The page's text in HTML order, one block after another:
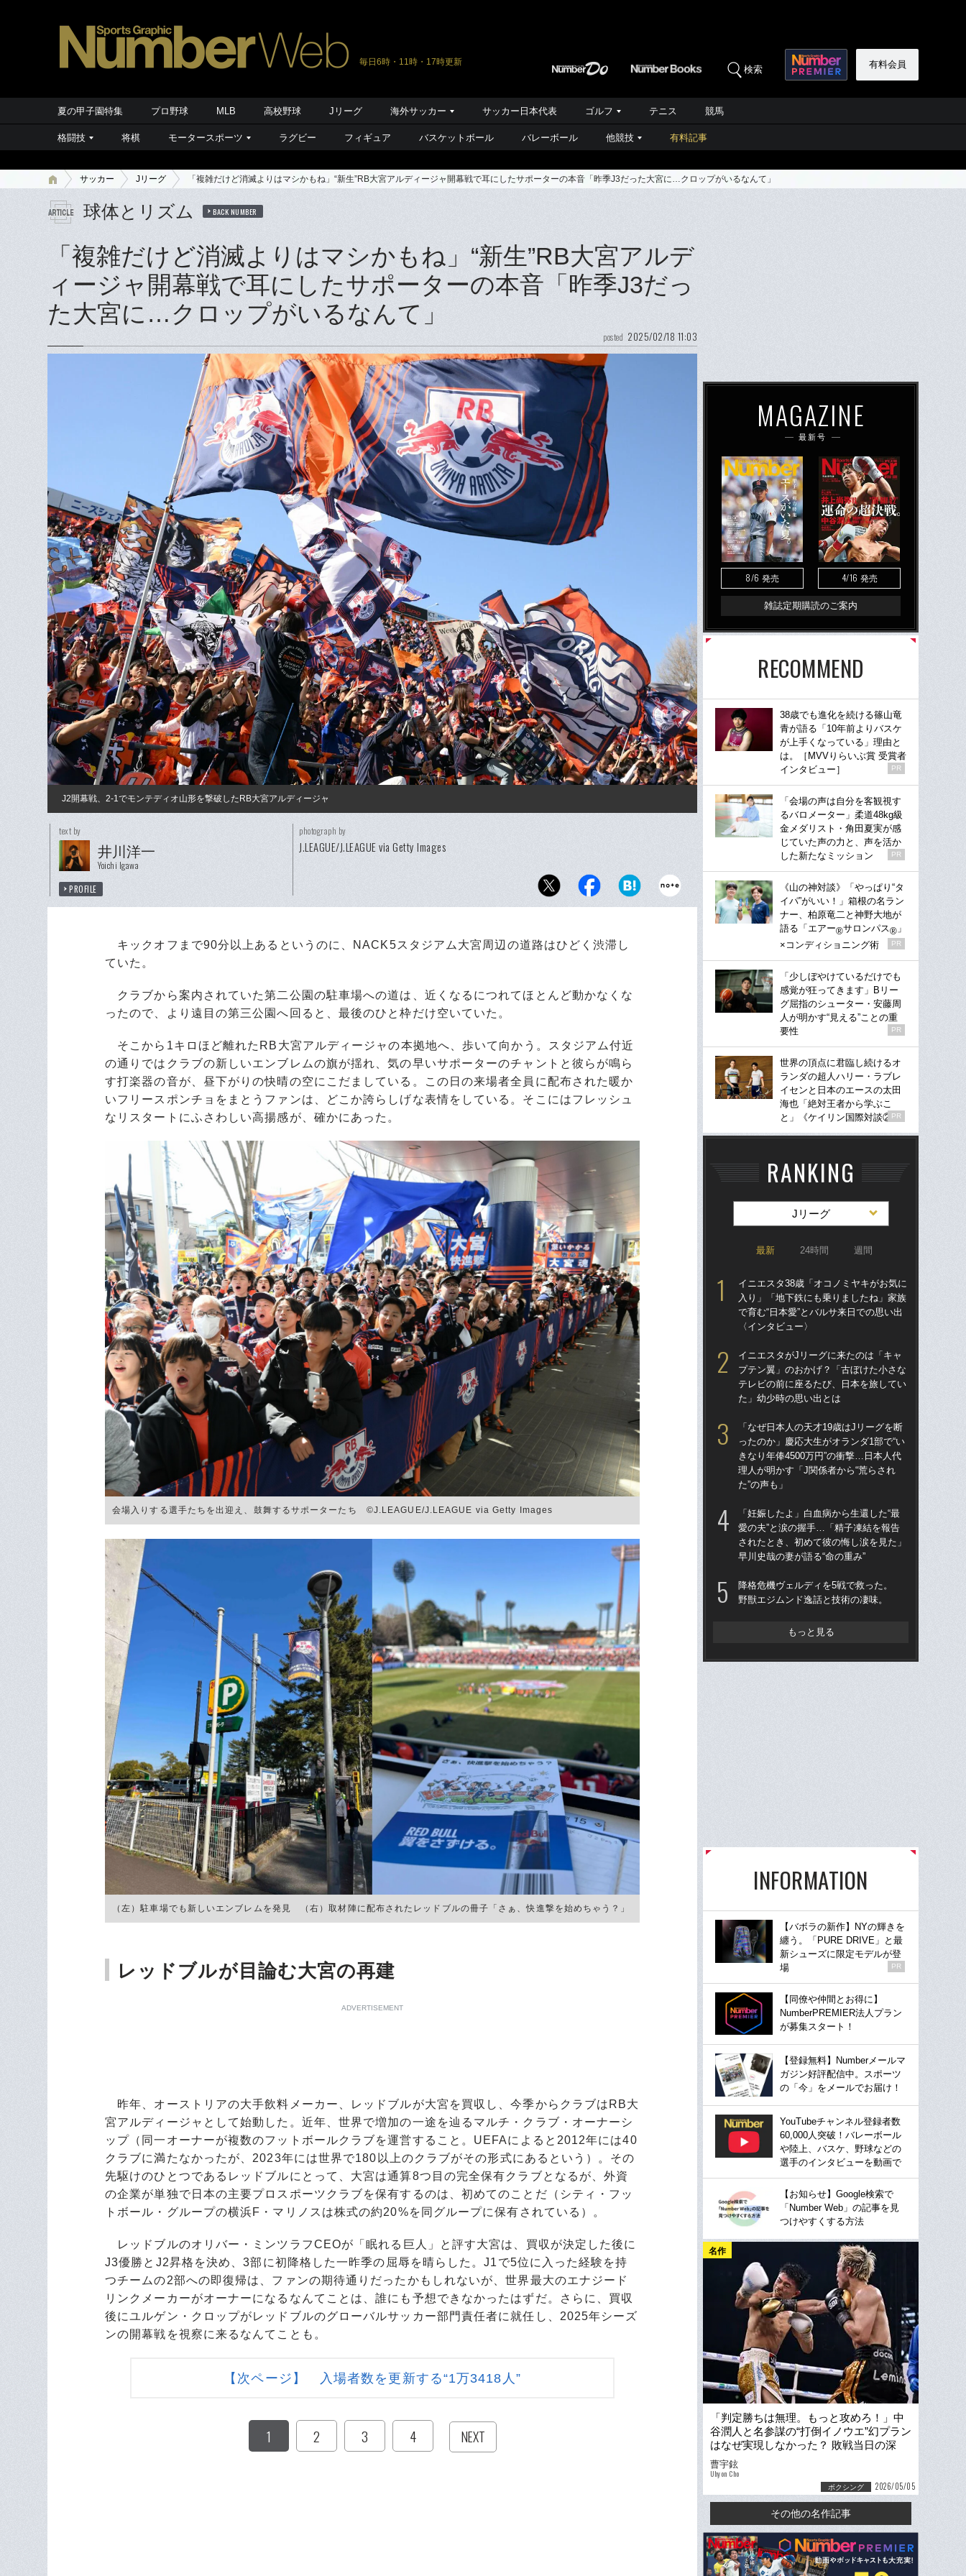
毎日6時・11時・17時更新
検索 有料会員
夏の甲子園特集 プロ野球 MLB 高校野球 Jリーグ 海外サッカー サッカー日本代表 ゴルフ テニス 競馬
格闘技 将棋 モータースポーツ ラグビー フィギュア バスケットボール バレーボール 他競技 有料記事
サッカー Jリーグ 「複雑だけど消滅よりはマシかもね」“新生”RB大宮アルディージャ開幕戦で耳にしたサポーターの本音「昨季J3だった大宮に…クロップがいるなんて」
球体とリズム BACK NUMBER
「複雑だけど消滅よりはマシかもね」“新生”RB大宮アルデ
ィージャ開幕戦で耳にしたサポーターの本音「昨季J3だっ
た大宮に…クロップがいるなんて」
posted 2025/02/18 11:03
J2開幕戦、2-1でモンテディオ山形を撃破したRB大宮アルディージャ
text by
井川洋一
Yoichi Igawa
PROFILE
photograph by
J.LEAGUE/J.LEAGUE via Getty Images
キックオフまで90分以上あるというのに、NACK5スタジアム大宮周辺の道路はひどく渋滞し
ていた。
クラブから案内されていた第二公園の駐車場への道は、近くなるにつれてほとんど動かなくな
ったので、より遠目の第三公園へ回ると、最後のひと枠だけ空いていた。
そこから1キロほど離れたRB大宮アルディージャの本拠地へ、歩いて向かう。スタジアム付近
の通りではクラブの新しいエンブレムの旗が揺れ、気の早いサポーターのチャントと彼らが鳴ら
す打楽器の音が、昼下がりの快晴の空にこだましている。この日の来場者全員に配布された暖か
いフリースポンチョをまとうファンは、どこか誇らしげな表情をしている。そこにはフレッシュ
なリスタートにふさわしい高揚感が、確かにあった。
会場入りする選手たちを出迎え、鼓舞するサポーターたち ©︎J.LEAGUE/J.LEAGUE via Getty Images
（左）駐車場でも新しいエンブレムを発見 （右）取材陣に配布されたレッドブルの冊子「さぁ、快進撃を始めちゃう？」
レッドブルが目論む大宮の再建
ADVERTISEMENT
昨年、オーストリアの大手飲料メーカー、レッドブルが大宮を買収し、今季からクラブはRB大
宮アルディージャとして始動した。近年、世界で増加の一途を辿るマルチ・クラブ・オーナーシ
ップ（同一オーナーが複数のフットボールクラブを運営すること。UEFAによると2012年には40
クラブに満たなかったが、2023年には世界で180以上のクラブがその形式にあるという）。その
先駆けのひとつであるレッドブルにとって、大宮は通算8つ目の完全保有クラブとなるが、外資
の企業が単独で日本の主要プロスポーツクラブを保有するのは、初めてのことだ（シティ・フッ
トボール・グループの横浜F・マリノスは株式の約20%を同グループに保有されている）。
レッドブルのオリバー・ミンツラフCEOが「眠れる巨人」と評す大宮は、買収が決定した後に
J3優勝とJ2昇格を決め、3部に初降格した一昨季の屈辱を晴らした。J1で5位に入った経験を持
つチームの2部への即復帰は、ファンの期待通りだったかもしれないが、世界最大のエナジード
リンクメーカーがオーナーになるなんてことは、誰にも予想できなかったはずだ。さらに、買収
後にユルゲン・クロップがレッドブルのグローバルサッカー部門責任者に就任し、2025年シーズ
ンの開幕戦を視察に来るなんてことも。
【次ページ】 入場者数を更新する“1万3418人”
1 2 3 4 NEXT
MAGAZINE
最新号
8/6 発売 4/16 発売
雑誌定期購読のご案内
RECOMMEND
38歳でも進化を続ける篠山竜
青が語る「10年前よりバスケ
が上手くなっている」理由と
は。［MVVりらいぶ賞 受賞者
インタビュー］
PR
「会場の声は自分を客観視す
るバロメーター」柔道48kg級
金メダリスト・角田夏実が感
じていた声の力と、声を活か
した新たなミッション
PR
《山の神対談》「やっぱり“タ
イパ”がいい！」箱根の名ラン
ナー、柏原竜二と神野大地が
語る「エアー®サロンパス® 」
×コンディショニング術
PR
「少しぼやけているだけでも
感覚が狂ってきます」Bリー
グ屈指のシューター・安藤周
人が明かす“見える”ことの重
要性
PR
世界の頂点に君臨し続けるオ
ランダの超人ハリー・ラブレ
イセンと日本のエースの太田
海也「絶対王者から学ぶこ
と」《ケイリン国際対談②》
PR
RANKING
Jリーグ
最新 24時間 週間
イニエスタ38歳「オコノミヤキがお気に
入り」「地下鉄にも乗りましたね」家族
で育む“日本愛”とバルサ来日での思い出
〈インタビュー〉
イニエスタがJリーグに来たのは「キャ
プテン翼」のおかげ？「古ぼけた小さな
テレビの前に座るたび、日本を旅してい
た」幼少時の思い出とは
「なぜ日本人の天才19歳はJリーグを断
ったのか」慶応大生がオランダ1部で“い
きなり年俸4500万円”の衝撃…日本人代
理人が明かす「J関係者から“荒らされ
た”の声も」
「妊娠したよ」白血病から生還した“最
愛の夫”と涙の握手…「精子凍結を報告
されたとき、初めて彼の悔し涙を見た」
早川史哉の妻が語る“命の重み”
降格危機ヴェルディを5戦で救った。
野獣エジムンド逸話と技術の凄味。
もっと見る
INFORMATION
【バボラの新作】NYの輝きを
纏う。「PURE DRIVE」と最
新シューズに限定モデルが登
場
PR
【同僚や仲間とお得に】
NumberPREMIER法人プラン
が募集スタート！
【登録無料】Numberメールマ
ガジン好評配信中。スポーツ
の「今」をメールでお届け！
YouTubeチャンネル登録者数
60,000人突破！バレーボール
や陸上、バスケ、野球などの
選手のインタビューを動画で
【お知らせ】Google検索で
「Number Web」の記事を見
つけやすくする方法
名作
「判定勝ちは無理。もっと攻めろ！」中
谷潤人と名参謀の“打倒イノウエ”幻プラン
はなぜ実現しなかった？ 敗戦当日の深
夜、トレーナーが明かした“誤算”
曹宇鉉
Uhyon Cho
ボクシング 2026/05/05
その他の名作記事